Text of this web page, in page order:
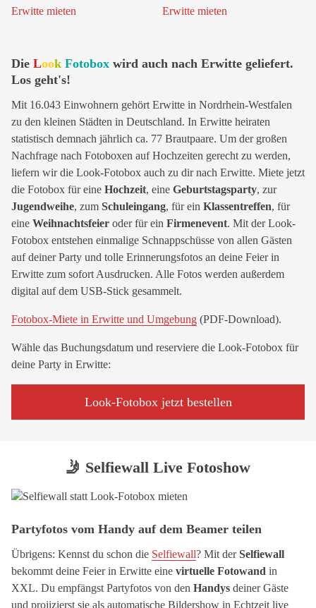
Die Look Fotobox wird auch nach Erwitte geliefert.
Los geht's!
Mit 16.043 Einwohnern gehört Erwitte in Nordrhein-Westfalen
zu den kleinen Städten in Deutschland. In Erwitte heiraten
statistisch demnach jährlich ca. 77 Brautpaare. Um der großen
Nachfrage nach Fotoboxen auf Hochzeiten gerecht zu werden,
liefern wir die Look-Fotobox auch zu dir nach Erwitte. Miete jetzt
die Fotobox für eine Hochzeit, eine Geburtstagsparty, zur
Jugendweihe, zum Schuleingang, für ein Klassentreffen, für
eine Weihnachtsfeier oder für ein Firmenevent. Mit der Look-
Fotobox entstehen einmalige Schnappschüsse von allen Gästen
auf deiner Party und tolle Erinnerungsfotos an deine Feier in
Erwitte zum sofort Ausdrucken. Alle Fotos werden außerdem
digital auf dem USB-Stick gesammelt.
Fotobox-Miete in Erwitte und Umgebung (PDF-Download).
Wähle das Buchungsdatum und reserviere die Look-Fotobox für
deine Party in Erwitte:
Look-Fotobox jetzt bestellen
🤳 Selfiewall Live Fotoshow
Partyfotos vom Handy auf dem Beamer teilen
Übrigens: Kennst du schon die Selfiewall? Mit derSelfiewall
bekommt deine Feier in Erwitte eine virtuelle Fotowand in
XXL. Du empfängst Partyfotos von den Handys deiner Gäste
und projizierst sie als automatische Bildershow in Echtzeit live